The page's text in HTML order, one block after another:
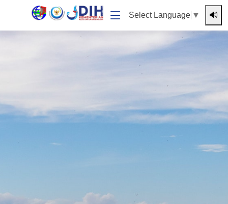
Select Language ▼ 🔊